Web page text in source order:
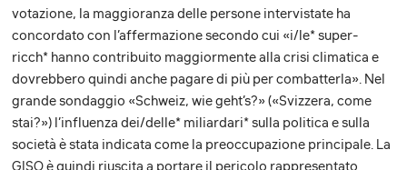
votazione, la maggioranza delle persone intervistate ha
concordato con l’affermazione secondo cui «i/le* super-
ricch* hanno contribuito maggiormente alla crisi climatica e
dovrebbero quindi anche pagare di più per combatterla». Nel
grande sondaggio «Schweiz, wie geht’s?» («Svizzera, come
stai?») l’influenza dei/delle* miliardari* sulla politica e sulla
società è stata indicata come la preoccupazione principale. La
GISO è quindi riuscita a portare il pericolo rappresentato